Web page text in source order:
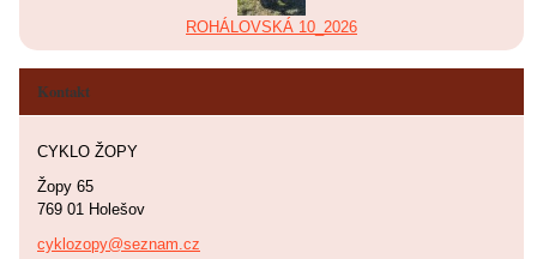
ROHÁLOVSKÁ 10_2026
Kontakt
CYKLO ŽOPY
Žopy 65
769 01 Holešov
cyklozopy@seznam.cz